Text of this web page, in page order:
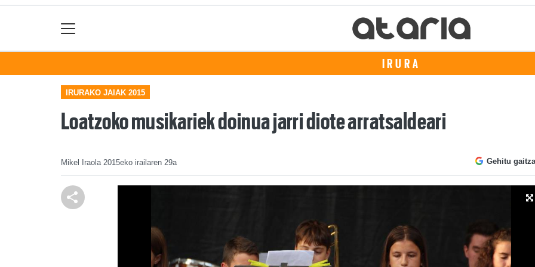
IRURA
IRURAKO JAIAK 2015
Loatzoko musikariek doinua jarri diote arratsaldeari
Mikel Iraola 2015eko irailaren 29a Gehitu